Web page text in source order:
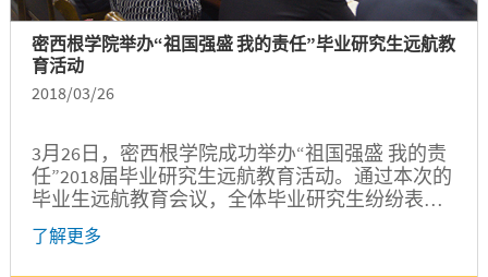
密西根学院举办“祖国强盛 我的责任”毕业研究生远航教
育活动
2018/03/26
3月26日，密西根学院成功举办“祖国强盛 我的责
任”2018届毕业研究生远航教育活动。通过本次的
毕业生远航教育会议，全体毕业研究生纷纷表示
将背起学院老师们精心准备的思想行囊，在未来
的工作和生活中，不忘初心，牢记自己的责任与
了解更多